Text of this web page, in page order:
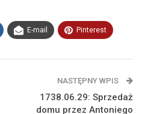
E-mail Pinterest
NASTĘPNY WPIS
1738.06.29: Sprzedaż
domu przez Antoniego